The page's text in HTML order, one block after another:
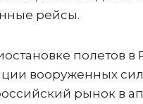
рейсы.
полетов
вооруженных
рынок в